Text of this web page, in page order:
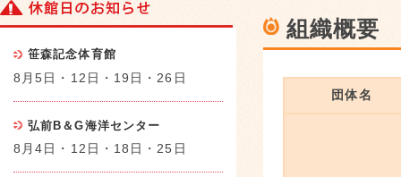
組織概要
団体名
笹森記念体育館
8月5日・12日・19日・26日
弘前B＆G海洋センター
8月4日・12日・18日・25日